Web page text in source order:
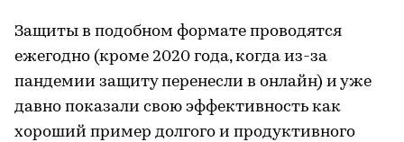
Защиты в подобном формате проводятся
ежегодно (кроме 2020 года, когда из-за
пандемии защиту перенесли в онлайн) и уже
давно показали свою эффективность как
хороший пример долгого и продуктивного